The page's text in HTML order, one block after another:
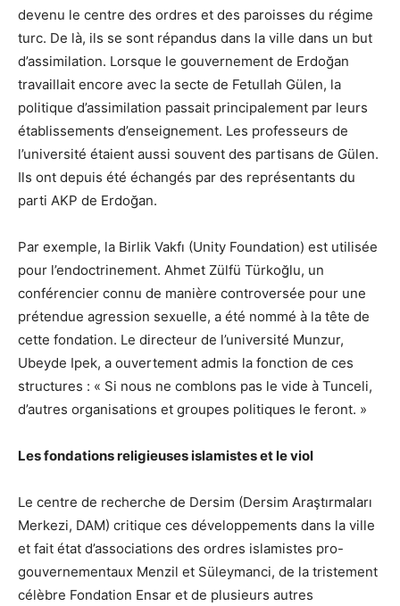
devenu le centre des ordres et des paroisses du régime
turc. De là, ils se sont répandus dans la ville dans un but
d’assimilation. Lorsque le gouvernement de Erdoğan
travaillait encore avec la secte de Fetullah Gülen, la
politique d’assimilation passait principalement par leurs
établissements d’enseignement. Les professeurs de
l’université étaient aussi souvent des partisans de Gülen.
Ils ont depuis été échangés par des représentants du
parti AKP de Erdoğan.
Par exemple, la Birlik Vakfı (Unity Foundation) est utilisée
pour l’endoctrinement. Ahmet Zülfü Türkoğlu, un
conférencier connu de manière controversée pour une
prétendue agression sexuelle, a été nommé à la tête de
cette fondation. Le directeur de l’université Munzur,
Ubeyde Ipek, a ouvertement admis la fonction de ces
structures : « Si nous ne comblons pas le vide à Tunceli,
d’autres organisations et groupes politiques le feront. »
Les fondations religieuses islamistes et le viol
Le centre de recherche de Dersim (Dersim Araştırmaları
Merkezi, DAM) critique ces développements dans la ville
et fait état d’associations des ordres islamistes pro-
gouvernementaux Menzil et Süleymanci, de la tristement
célèbre Fondation Ensar et de plusieurs autres